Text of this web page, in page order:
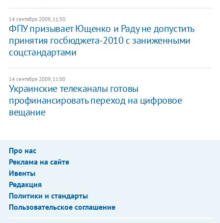
14 сентября 2009, 11:50
ФПУ призывает Ющенко и Раду не допустить
принятия госбюджета-2010 с заниженными
соцстандартами
14 сентября 2009, 11:00
Украинские телеканалы готовы
профинансировать переход на цифровое
вещание
Про нас
Реклама на сайте
Ивенты
Редакция
Политики и стандарты
Пользовательское соглашение